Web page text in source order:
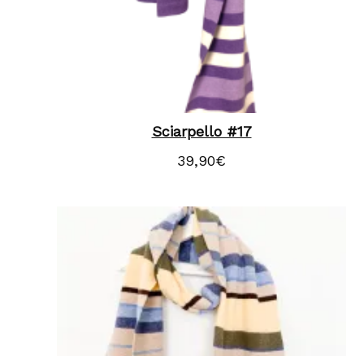
Sciarpello #17
39,90€